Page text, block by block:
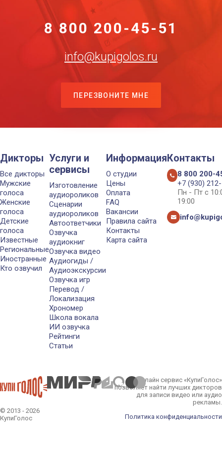
8 800 200-45-51
info@kupigolos.ru
ПЕРЕЗВОНИТЕ МНЕ
Дикторы
Все дикторы
Мужские
голоса
Женские
голоса
Детские
голоса
Известные
Региональные
Иностранные
Кто озвучил
Услуги и
сервисы
Изготовление
аудиороликов
Сценарии
аудиороликов
Автоответчики
Озвучка
аудиокниг
Озвучка видео
Аудиогиды /
Аудиоэкскурсии
Озвучка игр
Перевод /
Локализация
Хрономер
Школа вокала
ИИ озвучка
Рейтинги
Статьи
Информация
О студии
Цены
Оплата
FAQ
Вакансии
Правила сайта
Контакты
Карта сайта
Контакты
8 800 200-
+7 (930)
Пн - Пт с
19:00
© 2013 - 2026
КупиГолос
Онлайн сервис «КупиГолос»
позволяет найти лучших дикторов
для записи видео или аудио
рекламы.
Политика конфиденциальности